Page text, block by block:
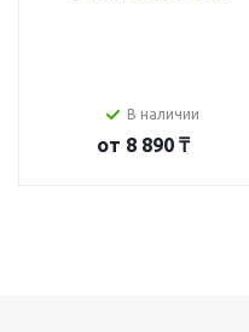
В наличии
от 8 890 ₸